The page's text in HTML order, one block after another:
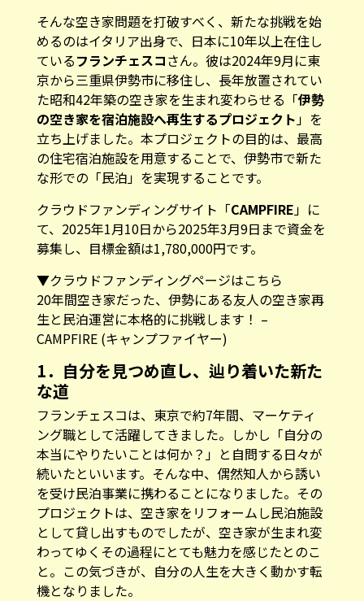
そんな空き家問題を打破すべく、新たな挑戦を始
めるのはイタリア出身で、日本に10年以上在住し
ているフランチェスコさん。彼は2024年9月に東
京から三重県伊勢市に移住し、長年放置されてい
た昭和42年築の空き家を生まれ変わらせる「伊勢
の空き家を宿泊施設へ再生するプロジェクト」を
立ち上げました。本プロジェクトの目的は、最高
の住宅宿泊施設を用意することで、伊勢市で新た
な形での「民泊」を実現することです。
クラウドファンディングサイト「CAMPFIRE」に
て、2025年1月10日から2025年3月9日まで資金を
募集し、目標金額は1,780,000円です。
▼クラウドファンディングページはこちら
20年間空き家だった、伊勢にある友人の空き家再
生と民泊運営に本格的に挑戦します！ –
CAMPFIRE (キャンプファイヤー)
1．自分を見つめ直し、辿り着いた新た
な道
フランチェスコは、東京で約7年間、マーケティ
ング職として活躍してきました。しかし「自分の
本当にやりたいことは何か？」と自問する日々が
続いたといいます。そんな中、偶然知人から誘い
を受け民泊事業に携わることになりました。その
プロジェクトは、空き家をリフォームし民泊施設
として貸し出すものでしたが、空き家が生まれ変
わってゆくその過程にとても魅力を感じたとのこ
と。この気づきが、自分の人生を大きく動かす転
機となりました。